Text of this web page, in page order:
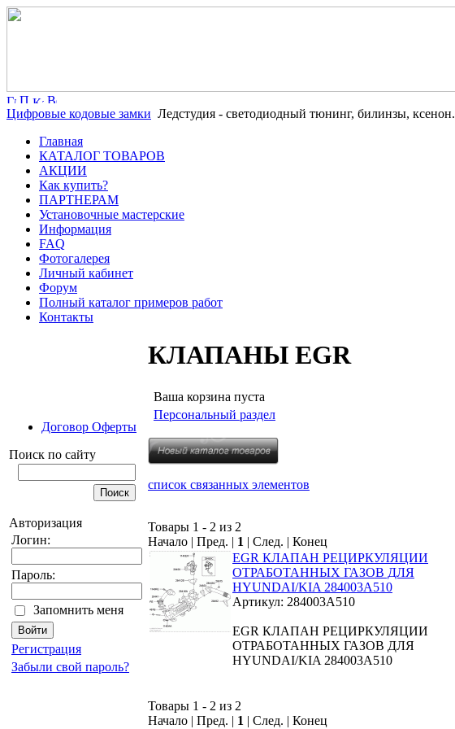
Цифровые кодовые замки Ледстудия - светодиодный тюнинг, билинзы, ксенон.
Главная
КАТАЛОГ ТОВАРОВ
АКЦИИ
Как купить?
ПАРТНЕРАМ
Установочные мастерские
Информация
FAQ
Фотогалерея
Личный кабинет
Форум
Полный каталог примеров работ
Контакты
Договор Оферты
Поиск по сайту
Авторизация
Логин:
Пароль:
Запомнить меня
Регистрация
Забыли свой пароль?
КЛАПАНЫ EGR
Ваша корзина пуста
Персональный раздел
список связанных элементов
Товары 1 - 2 из 2
Начало | Пред. | 1 | След. | Конец
EGR КЛАПАН РЕЦИРКУЛЯЦИИ
ОТРАБОТАННЫХ ГАЗОВ ДЛЯ
HYUNDAI/KIA 284003A510
Артикул: 284003A510
EGR КЛАПАН РЕЦИРКУЛЯЦИИ
ОТРАБОТАННЫХ ГАЗОВ ДЛЯ
HYUNDAI/KIA 284003A510
Товары 1 - 2 из 2
Начало | Пред. | 1 | След. | Конец